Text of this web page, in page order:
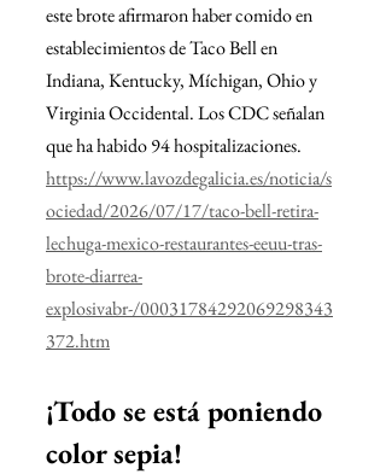
este brote afirmaron haber comido en
establecimientos de Taco Bell en
Indiana, Kentucky, Míchigan, Ohio y
Virginia Occidental. Los CDC señalan
que ha habido 94 hospitalizaciones.
https://www.lavozdegalicia.es/noticia/s
ociedad/2026/07/17/taco-bell-retira-
lechuga-mexico-restaurantes-eeuu-tras-
brote-diarrea-
explosivabr-/00031784292069298343
372.htm
¡Todo se está poniendo
color sepia!